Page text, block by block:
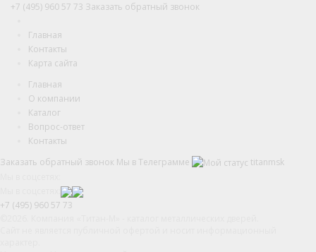
+7 (495) 960 57 73 Заказать обратный звонок
Главная
Контакты
Карта сайта
Главная
О компании
Каталог
Вопрос-ответ
Контакты
Заказать обратный звонок Мы в Телеграмме
titanmsk
+7 (495) 960 57 73